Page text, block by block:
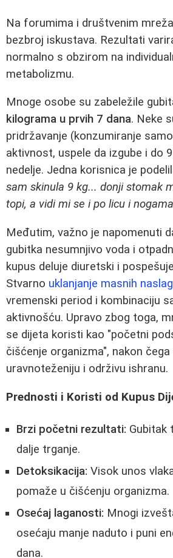
Na forumima i društvenim
bezbroj iskustava. Rezultati
normalno s obzirom na
metabolizmu.
Mnoge osobe su zabeležile
kilograma u prvih 7 dana. Neke
pridržavanje (konzumiranje
aktivnost, uspele da izgube i do
nedelje. Jedna korisnica je
sam skinula 9 kg... donji stomak
topi, a vidi mi se i po licu i
Međutim, važno je napomenuti
gubitka nesumnjivo voda i
kupus deluje diuretski i
Stvarno uklanjanje masnih
vremenski period i kombinaciju
aktivnošću. Upravo zbog toga,
se dijeta koristi kao "početni
čišćenje organizma", nakon
uravnoteženiju i održivu ishranu.
Prednosti i Koristi od Kupus
Brzi početni rezultati: Gubitak
dalje trganje.
Detoksikacija: Visok unos
pomaže u čišćenju organizma.
Osećaj laganosti: Mnogi
osećaju manje naduto i puni
dana.